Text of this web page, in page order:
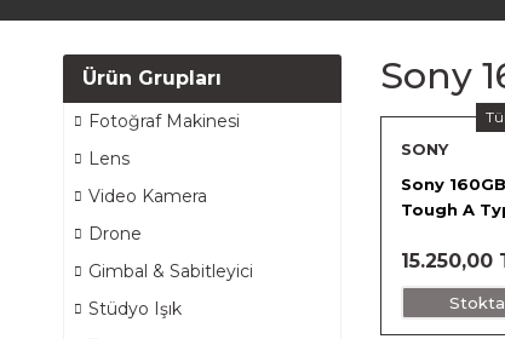
Ürün Grupları
Fotoğraf Makinesi
Lens
Video Kamera
Drone
Gimbal & Sabitleyici
Stüdyo Işık
Sony
SONY
Sony
Tough A
15.250,00